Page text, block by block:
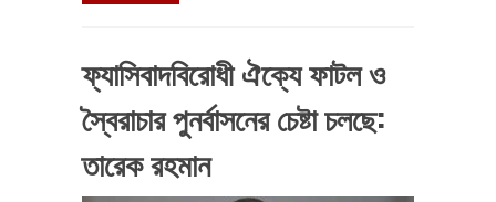
ফ্যাসিবাদবিরোধী ঐক্যে ফাটল ও
স্বৈরাচার পুনর্বাসনের চেষ্টা চলছে:
তারেক রহমান